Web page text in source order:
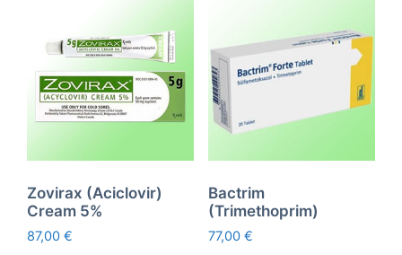
Zovirax (Aciclovir)
Cream 5%
87,00 €
Bactrim
(Trimethoprim)
77,00 €